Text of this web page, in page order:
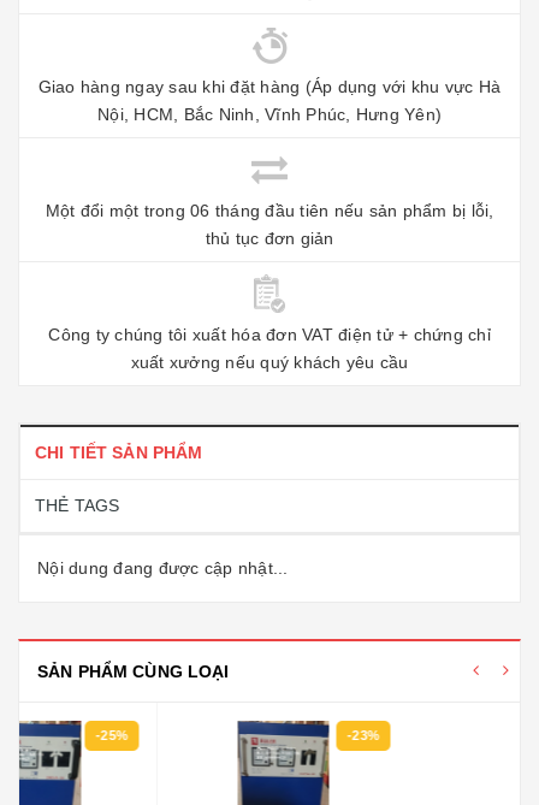
Giao hàng ngay sau khi đặt hàng (Áp dụng với khu vực Hà
Nội, HCM, Bắc Ninh, Vĩnh Phúc, Hưng Yên)
Một đổi một trong 06 tháng đầu tiên nếu sản phẩm bị lỗi,
thủ tục đơn giản
Công ty chúng tôi xuất hóa đơn VAT điện tử + chứng chỉ
xuất xưởng nếu quý khách yêu cầu
CHI TIẾT SẢN PHẨM
THẺ TAGS
Nội dung đang được cập nhật...
SẢN PHẨM CÙNG LOẠI
-23%